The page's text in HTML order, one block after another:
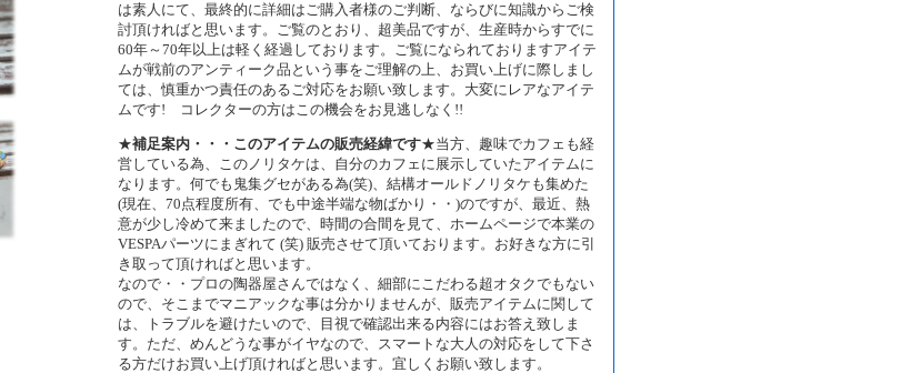
は素人にて、最終的に詳細はご購入者様のご判断、ならびに知識からご検
討頂ければと思います。ご覧のとおり、超美品ですが、生産時からすでに
60年～70年以上は軽く経過しております。ご覧になられておりますアイテ
ムが戦前のアンティーク品という事をご理解の上、お買い上げに際しまし
ては、慎重かつ責任のあるご対応をお願い致します。大変にレアなアイテ
ムです! コレクターの方はこの機会をお見逃しなく!!
★補足案内・・・このアイテムの販売経緯です★当方、趣味でカフェも経
営している為、このノリタケは、自分のカフェに展示していたアイテムに
なります。何でも鬼集グセがある為(笑)、結構オールドノリタケも集めた
(現在、70点程度所有、でも中途半端な物ばかり・・)のですが、最近、熱
意が少し冷めて来ましたので、時間の合間を見て、ホームページで本業の
VESPAパーツにまぎれて (笑) 販売させて頂いております。お好きな方に引
き取って頂ければと思います。
なので・・プロの陶器屋さんではなく、細部にこだわる超オタクでもない
ので、そこまでマニアックな事は分かりませんが、販売アイテムに関して
は、トラブルを避けたいので、目視で確認出来る内容にはお答え致しま
す。ただ、めんどうな事がイヤなので、スマートな大人の対応をして下さ
る方だけお買い上げ頂ければと思います。宜しくお願い致します。